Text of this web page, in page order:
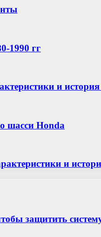
1990 гг
и
шасси Honda
и
защитить